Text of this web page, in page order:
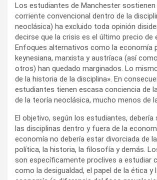
Los estudiantes de Manchester sostienen
corriente convencional dentro de la
neoclásica) ha excluido toda opinión
decirse que la crisis es el último precio de
Enfoques alternativos como la economía
keynesiana, marxista y austríaca (así
otros) han quedado marginados. Lo
de la historia de la disciplina». En
estudiantes tienen escasa conciencia de
de la teoría neoclásica, mucho menos de
El objetivo, según los estudiantes, debería
las disciplinas dentro y fuera de la
economía no debería estar divorciada de
política, la historia, la filosofía y demás.
son específicamente proclives a estudiar
como la desigualdad, el papel de la ética y